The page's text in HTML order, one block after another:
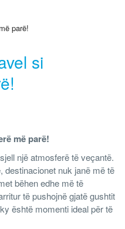
si
më parë!
një atmosferë të veçantë.
destinacionet nuk janë më të
bëhen edhe më të
të pushojnë gjatë gushtit
është momenti ideal për të